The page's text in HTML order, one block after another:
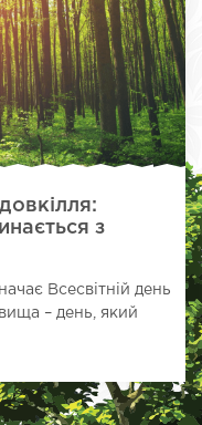
з
Всесвітній день
– день, який